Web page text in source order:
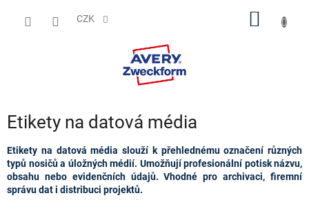
CZK
Etikety na datová média
Etikety na datová média slouží k přehlednému označení různých
typů nosičů a úložných médií. Umožňují profesionální potisk názvu,
obsahu nebo evidenčních údajů. Vhodné pro archivaci, firemní
správu dat i distribuci projektů.